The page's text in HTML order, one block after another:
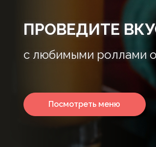
ПРОВЕДИТЕ
с любимыми роллами
Посмотреть меню